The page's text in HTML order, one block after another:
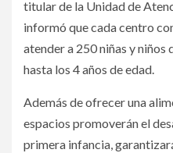
titular de la Unidad de
informó que cada centro
atender a 250 niñas y niños
hasta los 4 años de edad.
Además de ofrecer una
espacios promoverán el
primera infancia,